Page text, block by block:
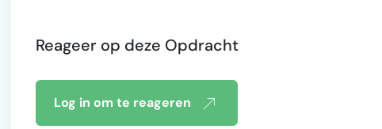
(Hoofdkraan 9,8 en Upwork To…
Reageer op deze Opdracht
Log in om te reageren